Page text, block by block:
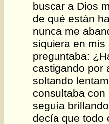
buscar a Dios
de qué están
nunca me
siquiera en mis
preguntaba:
castigando por
soltando
consultaba con
seguía
decía que todo